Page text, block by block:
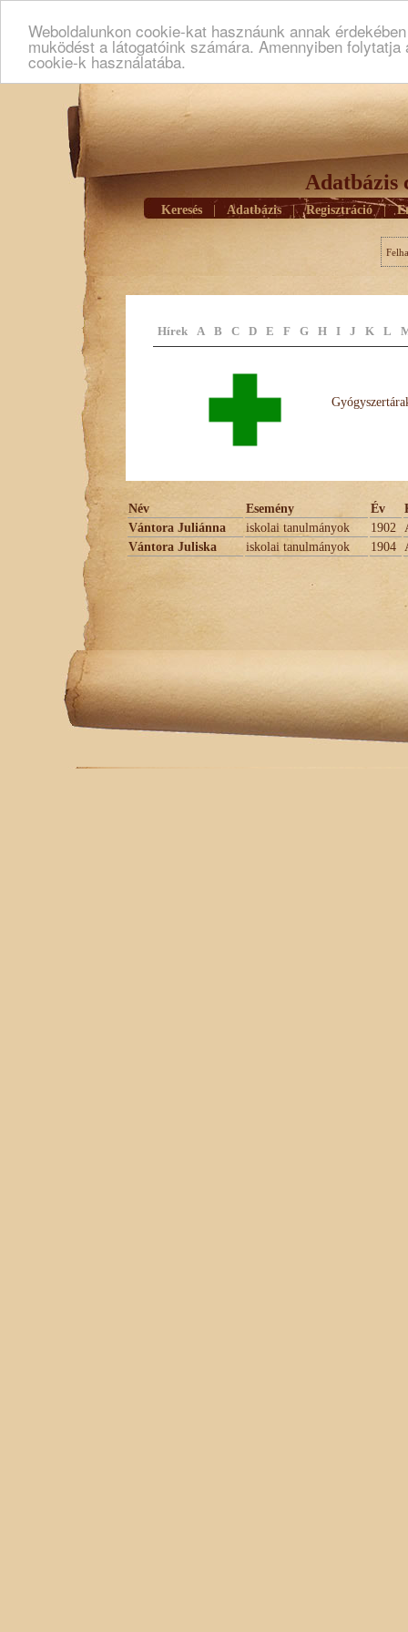
Weboldalunkon cookie-kat hasznáunk annak
muködést a látogatóink számára. Amennyiben
cookie-k használatába.
Adatbázis
Keresés Adatbázis | Regisztráció |
Hírek A B C D E F G H I J K L
Név Esemény Év
Vántora Juliánna
iskolai tanulmányok 1902
Vántora Juliska
iskolai tanulmányok 1904